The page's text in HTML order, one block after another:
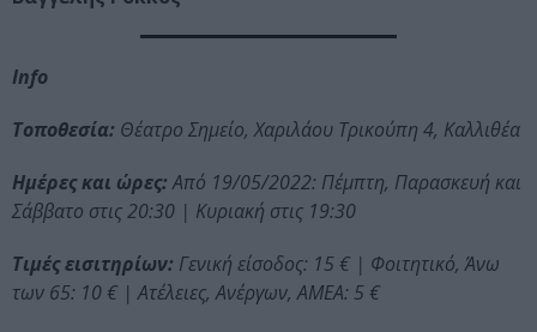
Info
Τοποθεσία: Θέατρο Σημείο, Χαριλάου Τρικούπη 4, Καλλιθέα
Ημέρες και ώρες:Από 19/05/2022: Πέμπτη, Παρασκευή και
Σάββατο στις 20:30 | Κυριακή στις 19:30
Τιμές εισιτηρίων: Γενική είσοδος: 15 € | Φοιτητικό, Άνω
των 65: 10 € | Ατέλειες, Ανέργων, ΑΜΕΑ: 5 €